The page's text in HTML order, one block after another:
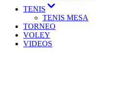
TENIS
TENIS MESA
TORNEO
VOLEY
VIDEOS